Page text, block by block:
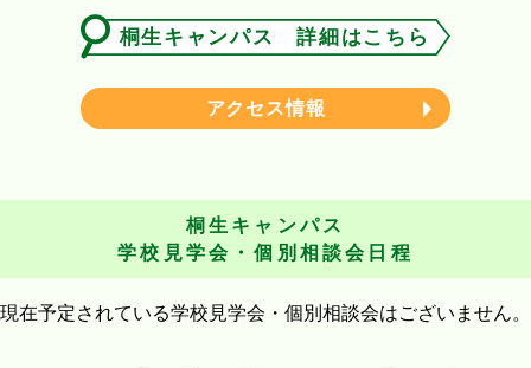
桐生キャンパス 詳細はこちら
アクセス情報
桐生キャンパス
学校見学会・個別相談会日程
現在予定されている学校見学会・個別相談会はございません。